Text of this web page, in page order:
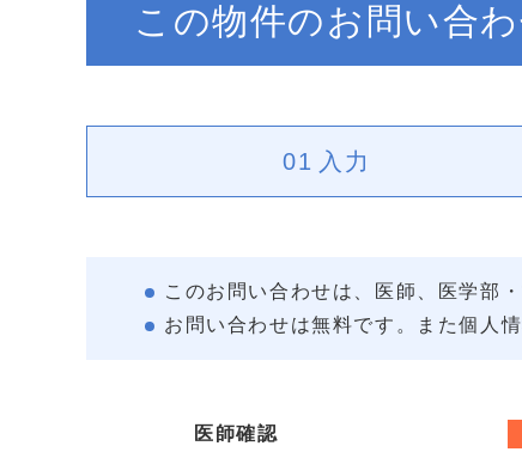
この物件のお問い合
01 入力
このお問い合わせは、医師、医学部
お問い合わせは無料です。また個人
医師確認